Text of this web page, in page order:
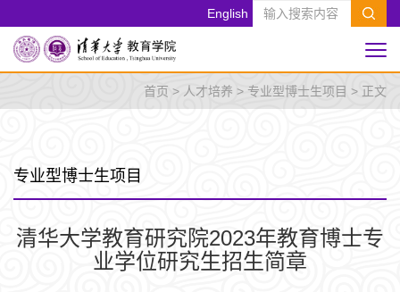
English
首页 > 人才培养 > 专业型博士生项目 > 正文
专业型博士生项目
清华大学教育研究院2023年教育博士专
业学位研究生招生简章